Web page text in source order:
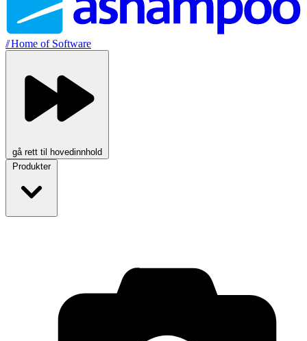
//Home of Software
gå rett til hovedinnhold
Produkter